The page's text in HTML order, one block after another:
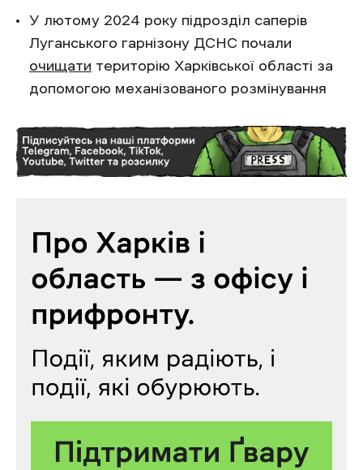
У лютому 2024 року підрозділ саперів
Луганського гарнізону ДСНС почали
очищати територію Харківської області за
допомогою механізованого розмінування